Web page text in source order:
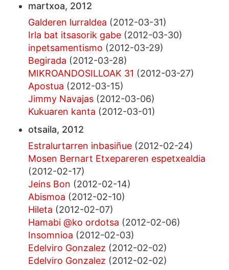
martxoa, 2012
Galderen lurraldea (2012-03-31)
Irla bat itsasorik gabe (2012-03-30)
inpetsamentismo (2012-03-29)
Begirada (2012-03-28)
MIKROANDOSILLOAK 31 (2012-03-27)
Apostua (2012-03-15)
Jimmy Navajas (2012-03-06)
Kukuaren kanta (2012-03-01)
otsaila, 2012
Estralurtarren inbasiñue (2012-02-24)
Mosen Bernart Etxepareren espetxealdia
(2012-02-17)
Jeins Bon (2012-02-14)
Abismoa (2012-02-10)
Hileta (2012-02-07)
Hamabi @ko ordotsa (2012-02-06)
Insomnioa (2012-02-03)
Edelviro Gonzalez (2012-02-02)
Edelviro Gonzalez (2012-02-02)